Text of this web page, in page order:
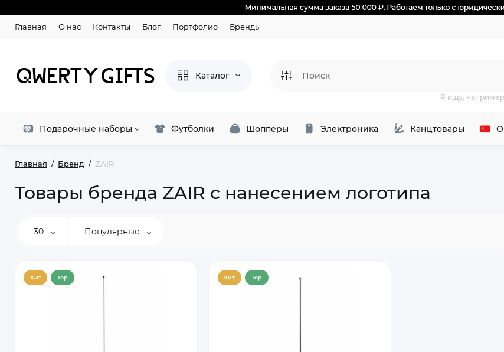
Главная О нас Контакты Блог Портфолио Бренды
Каталог
Я ищу,
Подарочные наборы Футболки Шопперы Электроника Канцтовары
Главная Бренд ZAIR
Товары бренда ZAIR с нанесением логотипа
30 Популярные
Хит Top Хит Top